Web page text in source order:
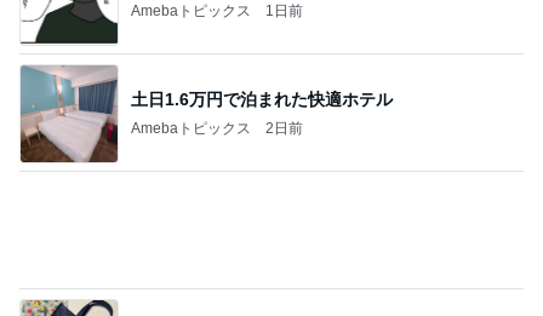
Amebaトピックス 1日前
土日1.6万円で泊まれた快適ホテル
Amebaトピックス 2日前